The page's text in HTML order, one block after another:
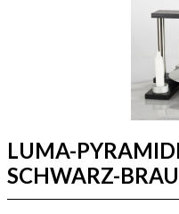
LUMA-
SCHWARZ-